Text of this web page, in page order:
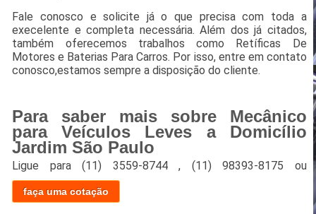
Fale conosco e solicite já o que precisa com toda a
execelente e completa necessária. Além dos já citados,
também oferecemos trabalhos como Retíficas De
Motores e Baterias Para Carros. Por isso, entre em contato
conosco,estamos sempre a disposição do cliente.
Para saber mais sobre Mecânico
para Veículos Leves a Domicílio
Jardim São Paulo
Ligue para(11) 3559-8744 , (11) 98393-8175 ou
faça uma cotação